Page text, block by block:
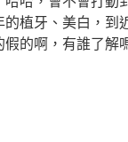
植牙、美白，
的啊，有誰了解